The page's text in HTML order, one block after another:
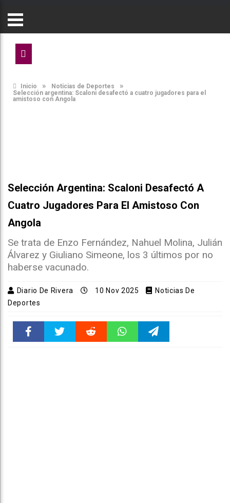
Inicio » Noticias de Deportes »
Selección argentina: Scaloni desafectó a cuatro jugadores para el
amistoso con Angola
Selección Argentina: Scaloni Desafectó A
Cuatro Jugadores Para El Amistoso Con
Angola
Se trata de Enzo Fernández, Nahuel Molina, Julián
Álvarez y Giuliano Simeone, los 3 últimos por no
haberse vacunado.
Diario De Rivera 10 Nov 2025
Noticias De
Deportes